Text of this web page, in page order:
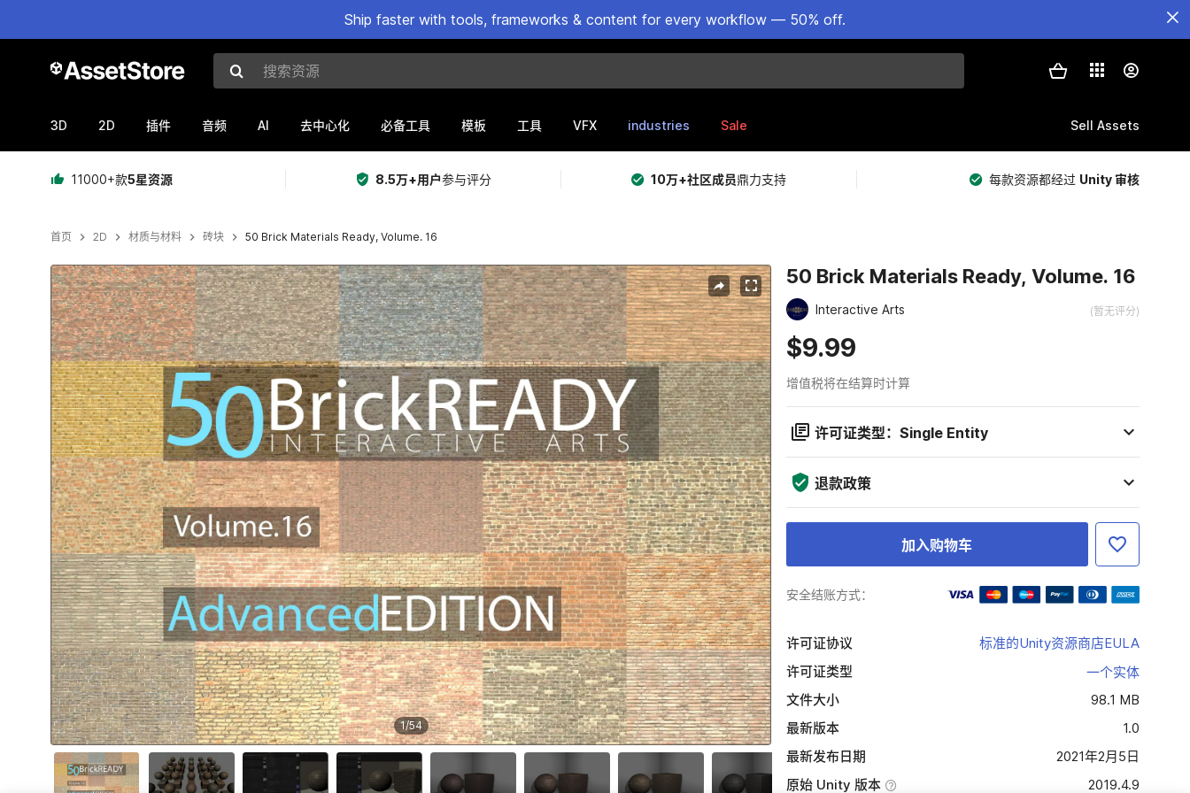
Ship faster with tools, frameworks & content for every workflow — 50% off.
搜索资源
3D 2D 插件 音频 AI 去中心化 必备工具 模板 工具 VFX industries Sale Sell Assets
11000+款5星资源 8.5万+用户参与评分 10万+社区成员鼎力支持 每款资源都经过 Unity 审核
首页 2D 材质与材料 砖块 50 Brick Materials Ready, Volume. 16
当前幻灯片：1 / 54
1/54
50 Brick Materials Ready, Volume. 16
Interactive Arts (暂无评分)
$9.99
增值税将在结算时计算
许可证类型：Single Entity
退款政策
加入购物车
安全结账方式：
许可证协议
标准的Unity资源商店EULA
许可证类型
一个实体
文件大小
98.1 MB
最新版本
1.0
最新发布日期
2021年2月5日
原始 Unity 版本
2019.4.9